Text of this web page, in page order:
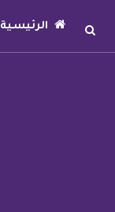
الرئيسية